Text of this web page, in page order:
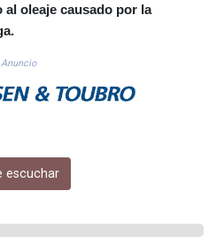
ERN 17.342035
ETB 186.049588
FKP 0.8566
GBP 0.856968
GIP 0.8566
GMD 84.980421
GTQ 8.794891
oleaje causado por la
Anuncio
escuchar